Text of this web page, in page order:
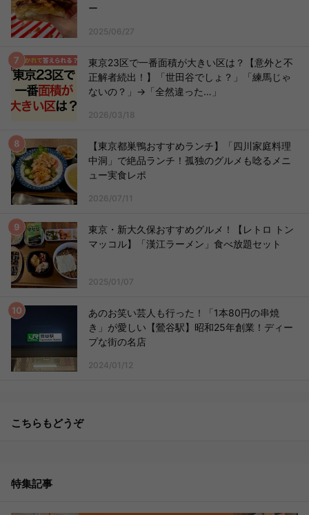
ー
2025/06/27
東京23区で一番面積が大きい区は？【意外と不
正解者続出！】「世田谷でしょ？」「練馬じゃ
ないの？」→「全然違った…」
2026/03/18
【東京都巣鴨おすすめランチ】「四川家庭料理
中洞」で絶品ランチ！孤独のグルメも唸るメニ
ュー実食レポ
2026/07/11
東京・新大久保おすすめグルメ！【レトロ トン
マッコル】「漢江ラーメン」食べ放題セット
2025/01/07
あのお笑い芸人も行った！「1本80円の串焼
き」が愛しい【鶯谷駅】昭和25年創業！ディー
プな街の名店
2024/01/12
こちらもどうぞ
特集記事